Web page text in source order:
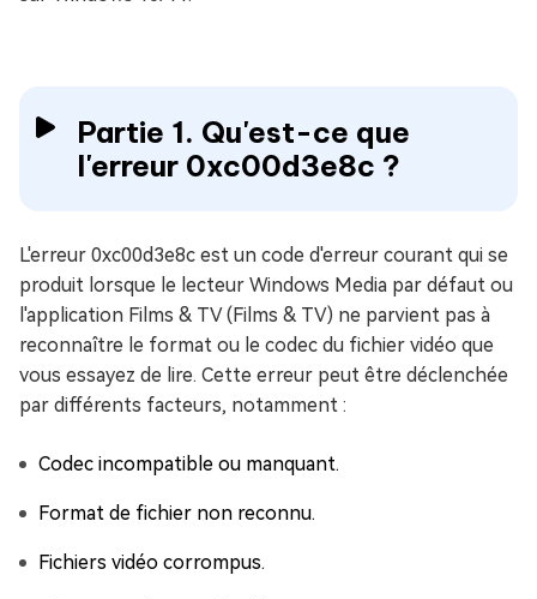
Partie 1. Qu'est-ce que
l'erreur 0xc00d3e8c ?
L'erreur 0xc00d3e8c est un code d'erreur courant qui se
produit lorsque le lecteur Windows Media par défaut ou
l'application Films & TV (Films & TV) ne parvient pas à
reconnaître le format ou le codec du fichier vidéo que
vous essayez de lire. Cette erreur peut être déclenchée
par différents facteurs, notamment :
Codec incompatible ou manquant.
Format de fichier non reconnu.
Fichiers vidéo corrompus.